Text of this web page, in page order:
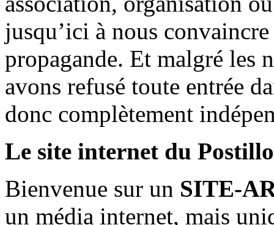
jusqu’ici à nous
propagande. Et malgré les
avons refusé toute entrée
donc complètement
Le site internet du
Bienvenue sur un SITE-
un média internet, mais